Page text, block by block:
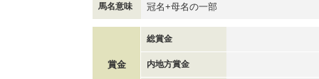
馬名意味 冠名+母名の一部
賞金
総賞金
内地方賞金